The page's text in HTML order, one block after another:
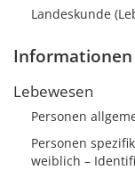
Landeskunde
Informationen
Lebewesen
Personen
Personen
weiblich